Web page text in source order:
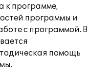
к программе,
программы и
с программой. В
помощь